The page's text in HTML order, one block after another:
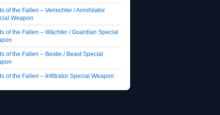
of the Fallen – Vernichter / Annihilator
Weapon
of the Fallen – Wächter / Guardian Special
of the Fallen – Bestie / Beast Special
of the Fallen – Infiltrator Special Weapon